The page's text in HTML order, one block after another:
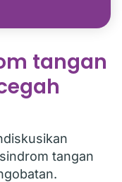
tangan
tangan